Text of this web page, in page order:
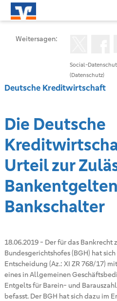
Social-
(Datenschutz)
Weitersagen:
Deutsche Kreditwirtschaft
Die Deutsche
Urteil zur
Bankschalter
18.06.2019- Der für das Bankrecht
Bundesgerichtshofes (BGH) hat
Entscheidung (Az.: XI ZR 768/17)
eines in Allgemeinen
Entgelts für Barein- und
befasst. Der BGH hat sich dazu im